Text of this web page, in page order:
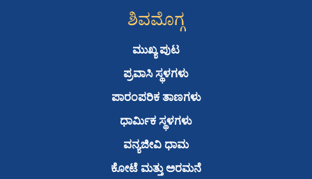
t
t
e
t
u
b
e
ಶಿವಮೊಗ್ಗ
ಮುಖ್ಯ ಪುಟ
ಪ್ರವಾಸಿ ಸ್ಥಳಗಳು
ಪಾರಂಪರಿಕ ತಾಣಗಳು
ಧಾರ್ಮಿಕ ಸ್ಥಳಗಳು
ವನ್ಯಜೀವಿ ಧಾಮ
ಕೋಟೆ ಮತ್ತು ಅರಮನೆ